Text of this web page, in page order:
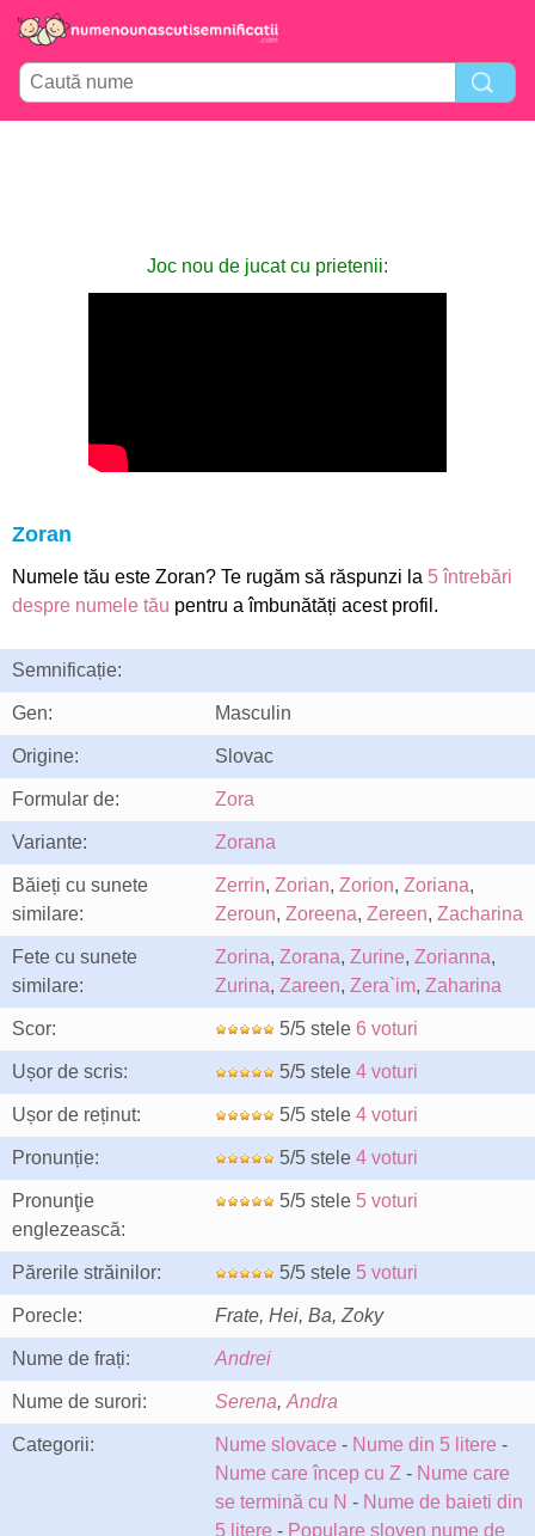
Joc nou de jucat cu prietenii:
Zoran
Numele tău este Zoran? Te rugăm să răspunzi la 5 întrebări
despre numele tău pentru a îmbunătăți acest profil.
Semnificație:
Gen: Masculin
Origine: Slovac
Formular de: Zora
Variante: Zorana
Băieți cu sunete
similare:
Zerrin, Zorian, Zorion, Zoriana,
Zeroun, Zoreena, Zereen, Zacharina
Fete cu sunete
similare:
Zorina, Zorana, Zurine, Zorianna,
Zurina, Zareen, Zera`im, Zaharina
Scor: 5/5 stele 6 voturi
Ușor de scris: 5/5 stele 4 voturi
Ușor de reținut: 5/5 stele 4 voturi
Pronunție: 5/5 stele 4 voturi
Pronunţie
englezească:
5/5 stele 5 voturi
Părerile străinilor: 5/5 stele 5 voturi
Porecle: Frate, Hei, Ba, Zoky
Nume de frați: Andrei
Nume de surori: Serena, Andra
Categorii: Nume slovace - Nume din 5 litere -
Nume care încep cu Z - Nume care
se termină cu N - Nume de baieti din
5 litere - Populare sloven nume de